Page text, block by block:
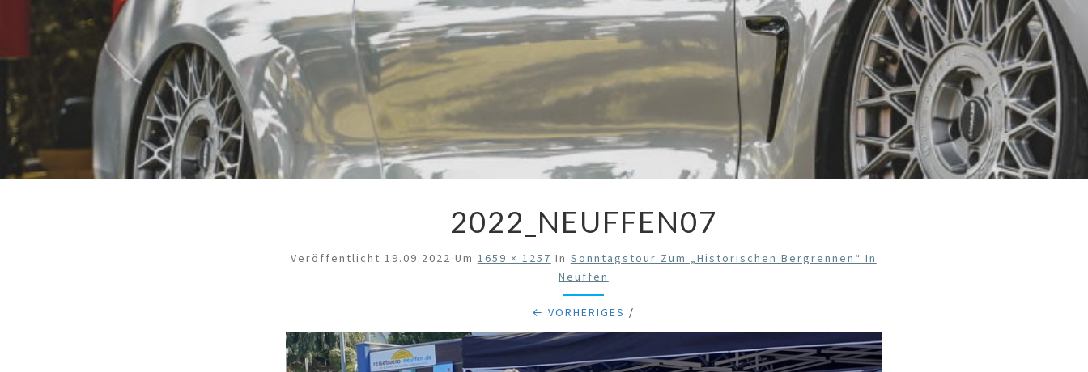
2022_NEUFFEN07
Veröffentlicht 19.09.2022 Um 1659 × 1257 In Sonntagstour Zum „Historischen Bergrennen“ In
Neuffen
← VORHERIGES /